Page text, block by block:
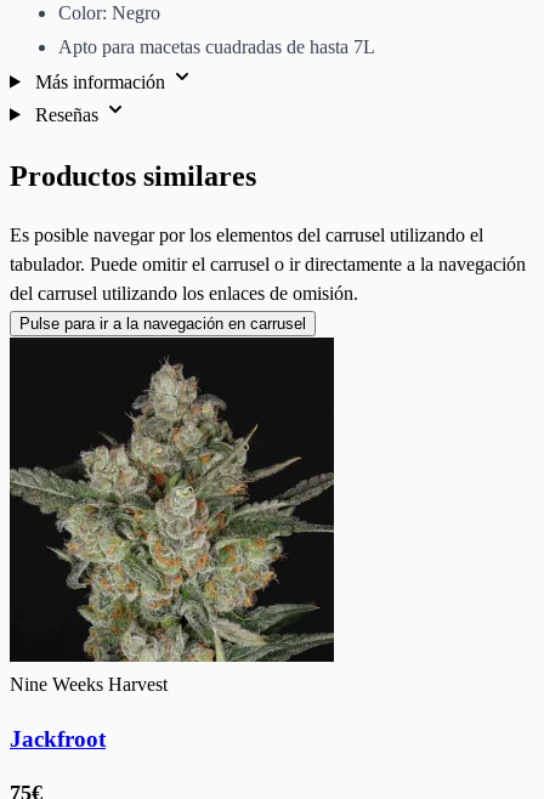
Color: Negro
Apto para macetas cuadradas de hasta 7L
Más información
Reseñas
Productos similares
Es posible navegar por los elementos del carrusel utilizando el
tabulador. Puede omitir el carrusel o ir directamente a la navegación
del carrusel utilizando los enlaces de omisión.
Pulse para ir a la navegación en carrusel
Nine Weeks Harvest
Jackfroot
75€